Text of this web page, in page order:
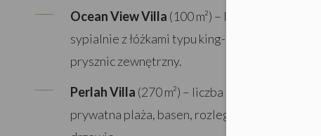
Ocean View Villa (100 m²) – liczba osób: maks.
sypialnie z łóżkami typu king-size, basen,
prysznic zewnętrzny.
Perlah Villa (270 m²) – liczba osób: maks. 9
prywatna plaża, basen, rozległa przestrzeń